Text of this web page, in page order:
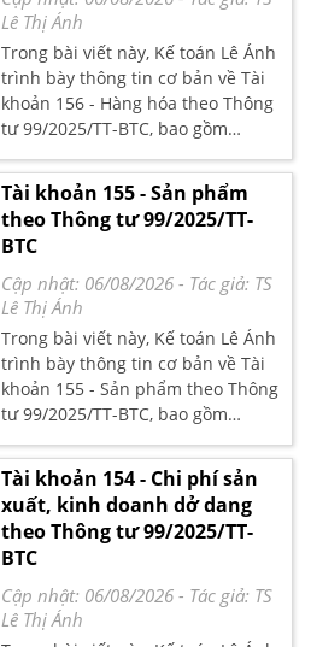
Lê Thị Ánh
Trong bài viết này, Kế toán Lê Ánh
trình bày thông tin cơ bản về Tài
khoản 156 - Hàng hóa theo Thông
tư 99/2025/TT-BTC, bao gồm
nguyên tắc kế toán, kết cấu và nội
dung phản ánh của tài khoản, kèm
phương pháp kế toán đối với một
số giao dịch chủ yếu theo quy định
hiện hành.
Tài khoản 155 - Sản phẩm
theo Thông tư 99/2025/TT-
BTC
Cập nhật: 06/08/2026 - Tác giả: TS
Lê Thị Ánh
Trong bài viết này, Kế toán Lê Ánh
trình bày thông tin cơ bản về Tài
khoản 155 - Sản phẩm theo Thông
tư 99/2025/TT-BTC, bao gồm
nguyên tắc kế toán, kết cấu và nội
dung phản ánh của tài khoản, kèm
phương pháp kế toán đối với một
số giao dịch chủ yếu theo quy định
hiện hành.
Tài khoản 154 - Chi phí sản
xuất, kinh doanh dở dang
theo Thông tư 99/2025/TT-
BTC
Cập nhật: 06/08/2026 - Tác giả: TS
Lê Thị Ánh